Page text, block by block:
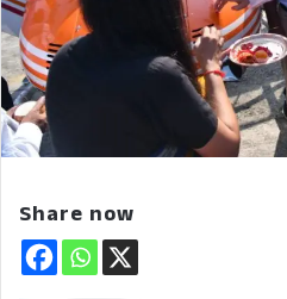
Share now